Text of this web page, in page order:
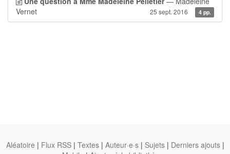
Vernet
25 sept. 2016 4 pp.
Aléatoire | Flux RSS | Textes | Auteur·e·s | Sujets | Derniers ajouts |